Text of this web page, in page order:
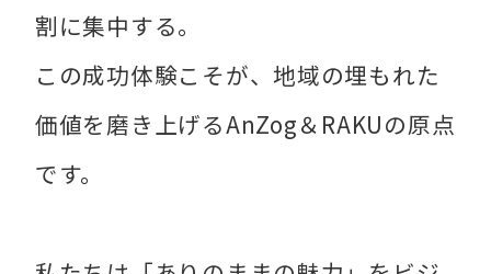
割に集中する。
この成功体験こそが、地域の埋もれた
価値を磨き上げるAnZog＆RAKUの原点
です。